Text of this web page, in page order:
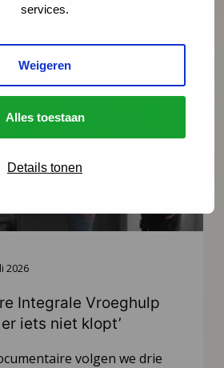
services.
Weigeren
Alles toestaan
Details tonen
2026
Integrale Vroeghulp
iets niet klopt’
volgen we drie